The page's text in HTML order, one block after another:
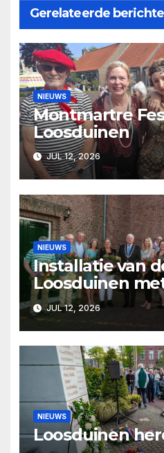
Gerelateerde
NIEUWS
Montmartre
Loosduinen
JUL 12, 2026
NIEUWS
Installatie van
Loosduinen
Pjer Wijsman
JUL 12, 2026
NIEUWS
Loosduinen